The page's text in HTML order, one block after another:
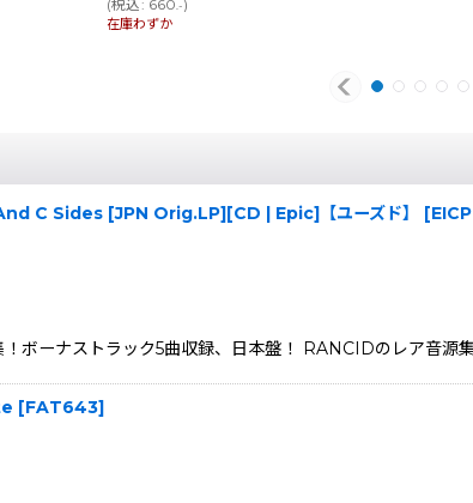
(税込: 660.-)
在庫わずか
C Sides [JPN Orig.LP][CD | Epic]【ユーズド】 [
ボーナストラック5曲収録、日本盤！ RANCIDのレア音
[FAT643]